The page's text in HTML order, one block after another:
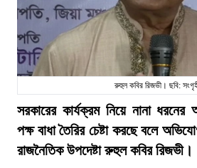
রুহুল কবির রিজভী। ছবি:
সরকারের কার্যক্রম নিয়ে নানা ধরনের
পক্ষ বাধা তৈরির চেষ্টা করছে বলে
রাজনৈতিক উপদেষ্টা রুহুল কবির রিজভী।